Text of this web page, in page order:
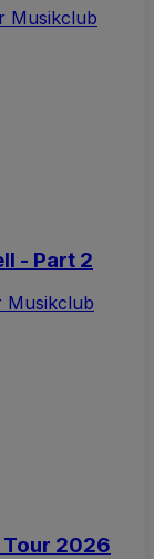
Musikclub
- Part 2
Musikclub
Tour 2026